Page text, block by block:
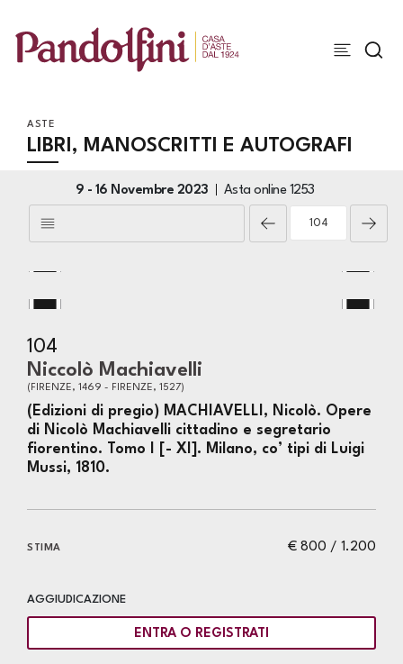
ASTE
LIBRI, MANOSCRITTI E AUTOGRAFI
9 - 16 Novembre 2023 Asta online 1253
104
Niccolò Machiavelli
(FIRENZE, 1469 - FIRENZE, 1527)
(Edizioni di pregio) MACHIAVELLI, Nicolò. Opere
di Nicolò Machiavelli cittadino e segretario
fiorentino. Tomo I [- XI]. Milano, co’ tipi di Luigi
Mussi, 1810.
€ 800 / 1.200
STIMA
AGGIUDICAZIONE
ENTRA O REGISTRATI